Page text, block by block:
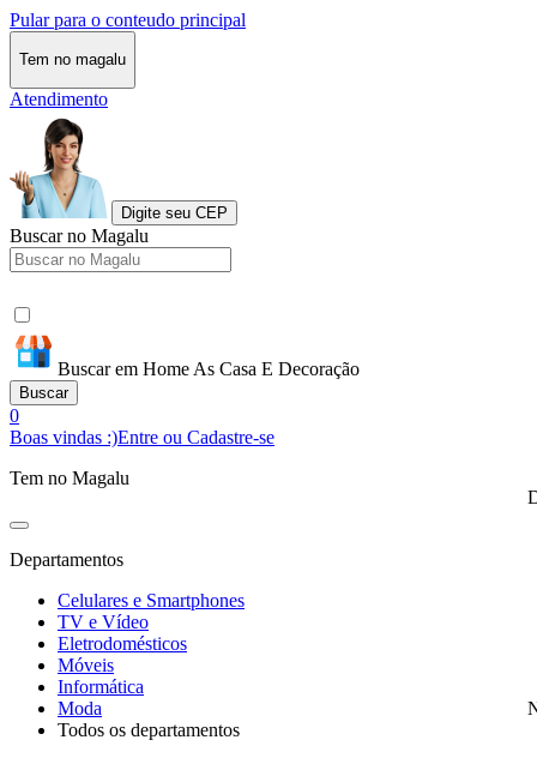
Pular para o conteudo principal
Tem no magalu
Atendimento
Digite seu CEP
Buscar no Magalu
Buscar em Home As Casa E Decoração
Buscar
0
Boas vindas :)Entre ou Cadastre-se
Tem no Magalu
Departamentos
Celulares e Smartphones
TV e Vídeo
Eletrodomésticos
Móveis
Informática
Moda
Todos os departamentos